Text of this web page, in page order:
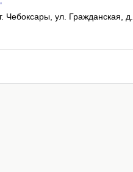
Чебоксары, ул. Гражданская, д.